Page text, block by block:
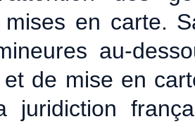
en carte.
au-
de mise en
juridiction